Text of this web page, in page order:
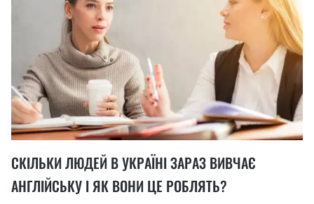
СКІЛЬКИ ЛЮДЕЙ В УКРАЇНІ ЗАРАЗ ВИВЧАЄ
АНГЛІЙСЬКУ І ЯК ВОНИ ЦЕ РОБЛЯТЬ?